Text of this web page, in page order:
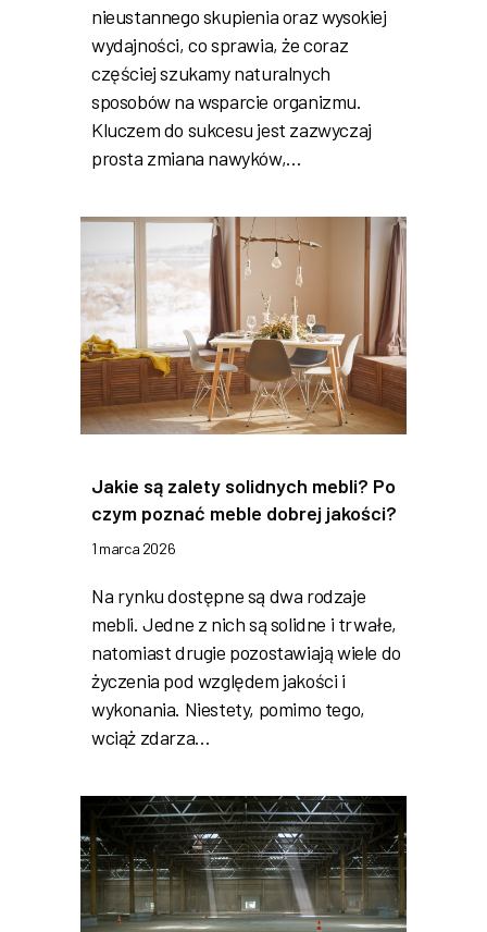
nieustannego skupienia oraz wysokiej
wydajności, co sprawia, że coraz
częściej szukamy naturalnych
sposobów na wsparcie organizmu.
Kluczem do sukcesu jest zazwyczaj
prosta zmiana nawyków,…
Jakie są zalety solidnych mebli? Po
czym poznać meble dobrej jakości?
1 marca 2026
Na rynku dostępne są dwa rodzaje
mebli. Jedne z nich są solidne i trwałe,
natomiast drugie pozostawiają wiele do
życzenia pod względem jakości i
wykonania. Niestety, pomimo tego,
wciąż zdarza…